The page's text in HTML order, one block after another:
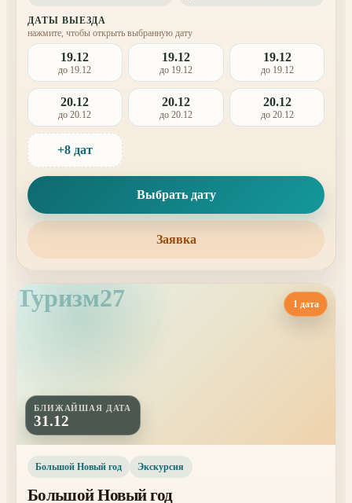
ДАТЫ ВЫЕЗДА
нажмите, чтобы открыть выбранную дату
19.12
до 19.12
19.12
до 19.12
19.12
до 19.12
20.12
до 20.12
20.12
до 20.12
20.12
до 20.12
+8 дат
Выбрать дату
Заявка
Туризм27
БЛИЖАЙШАЯ ДАТА
31.12
1 дата
Большой Новый год Экскурсия
Большой Новый год